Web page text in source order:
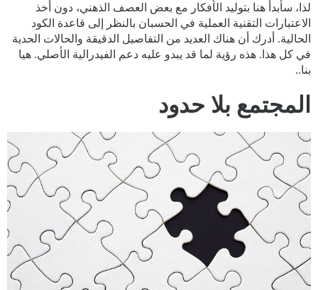
لذا، سأبدأ هنا بتوليد الأفكار مع بعض العصف الذهني، دون أخذ
الاعتبارات التقنية العملية في الحسبان بالنظر إلى قاعدة الكود
الحالية. أدرك أن هناك العديد من التفاصيل الدقيقة والحالات الحدية
في كل هذا. هذه رؤية لما قد يبدو عليه دعم الفيدرالية الأصلي. هيا
بنا..
المجتمع بلا حدود